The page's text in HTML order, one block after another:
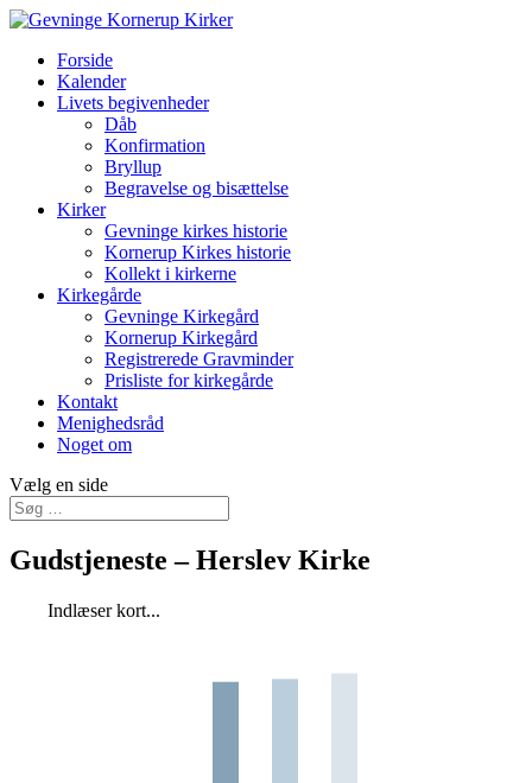
Forside
Kalender
Livets begivenheder
Dåb
Konfirmation
Bryllup
Begravelse og bisættelse
Kirker
Gevninge kirkes historie
Kornerup Kirkes historie
Kollekt i kirkerne
Kirkegårde
Gevninge Kirkegård
Kornerup Kirkegård
Registrerede Gravminder
Prisliste for kirkegårde
Kontakt
Menighedsråd
Noget om
Vælg en side
Gudstjeneste – Herslev Kirke
Indlæser kort...